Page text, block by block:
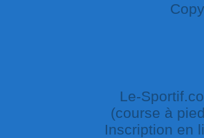
Le-
(course à
Inscription en